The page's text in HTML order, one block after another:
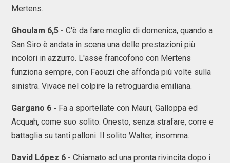
Mertens.
Ghoulam 6,5 - C'è da fare meglio di domenica, quando a
San Siro è andata in scena una delle prestazioni più
incolori in azzurro. L'asse francofono con Mertens
funziona sempre, con Faouzi che affonda più volte sulla
sinistra. Vivace nel colpire la retroguardia emiliana.
Gargano 6 - Fa a sportellate con Mauri, Galloppa ed
Acquah, come suo solito. Onesto, senza strafare, corre e
battaglia su tanti palloni. Il solito Walter, insomma.
David López 6 - Chiamato ad una pronta rivincita dopo i